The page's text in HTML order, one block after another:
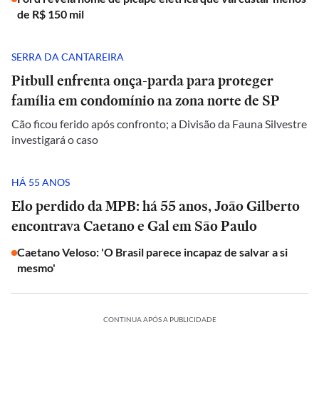
de R$ 150 mil
SERRA DA CANTAREIRA
Pitbull enfrenta onça-parda para proteger
família em condomínio na zona norte de SP
Cão ficou ferido após confronto; a Divisão da Fauna Silvestre
investigará o caso
HÁ 55 ANOS
Elo perdido da MPB: há 55 anos, João Gilberto
encontrava Caetano e Gal em São Paulo
Caetano Veloso: 'O Brasil parece incapaz de salvar a si
mesmo'
CONTINUA APÓS A PUBLICIDADE